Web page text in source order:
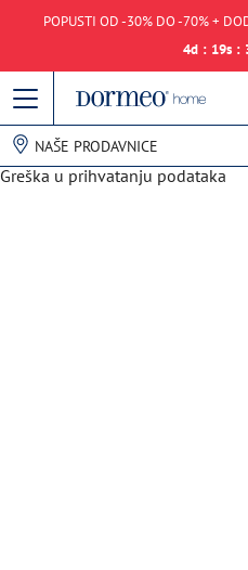
POPUSTI OD -30% DO -70% +
4d : 19s :
NAŠE PRODAVNICE
Greška u prihvatanju podataka